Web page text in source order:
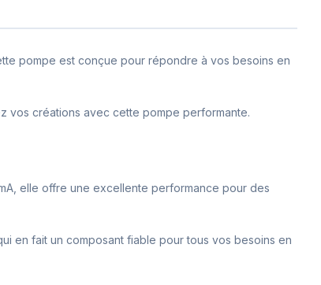
pompe est conçue pour répondre à vos besoins en
vos créations avec cette pompe performante.
elle offre une excellente performance pour des
en fait un composant fiable pour tous vos besoins en